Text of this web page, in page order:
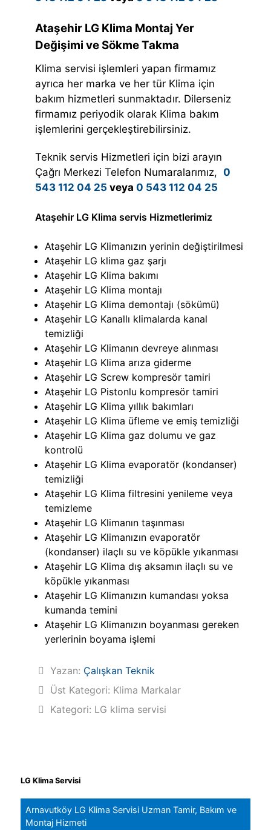
Ataşehir LG Klima Montaj Yer
Değişimi ve Sökme Takma
Klima servisi işlemleri yapan firmamız
ayrıca her marka ve her tür Klima için
bakım hizmetleri sunmaktadır. Dilerseniz
firmamız periyodik olarak Klima bakım
işlemlerini gerçekleştirebilirsiniz.
Teknik servis Hizmetleri için bizi arayın
Çağrı Merkezi Telefon Numaralarımız, 0
543 112 04 25 veya 0 543 112 04 25
Ataşehir LG Klima servis Hizmetlerimiz
Ataşehir LG Klimanızın yerinin değiştirilmesi
Ataşehir LG klima gaz şarjı
Ataşehir LG Klima bakımı
Ataşehir LG Klima montajı
Ataşehir LG Klima demontajı (sökümü)
Ataşehir LG Kanallı klimalarda kanal
temizliği
Ataşehir LG Klimanın devreye alınması
Ataşehir LG Klima arıza giderme
Ataşehir LG Screw kompresör tamiri
Ataşehir LG Pistonlu kompresör tamiri
Ataşehir LG Klima yıllık bakımları
Ataşehir LG Klima üfleme ve emiş temizliği
Ataşehir LG Klima gaz dolumu ve gaz
kontrolü
Ataşehir LG Klima evaporatör (kondanser)
temizliği
Ataşehir LG Klima filtresini yenileme veya
temizleme
Ataşehir LG Klimanın taşınması
Ataşehir LG Klimanızın evaporatör
(kondanser) ilaçlı su ve köpükle yıkanması
Ataşehir LG Klima dış aksamın ilaçlı su ve
köpükle yıkanması
Ataşehir LG Klimanızın kumandası yoksa
kumanda temini
Ataşehir LG Klimanızın boyanması gereken
yerlerinin boyama işlemi
Yazan: Çalışkan Teknik
Üst Kategori: Klima Markalar
Kategori: LG klima servisi
LG Klima Servisi
Arnavutköy LG Klima Servisi Uzman Tamir, Bakım ve
Montaj Hizmeti